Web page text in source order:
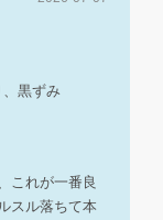
黒ずみ
これが一番良
スル落ちて本